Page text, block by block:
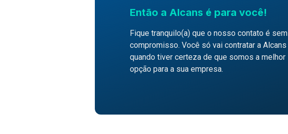
Então a Alcans é para você!
Fique tranquilo(a) que o nosso contato é sem
compromisso. Você só vai contratar a Alcans
quando tiver certeza de que somos a melhor
opção para a sua empresa.